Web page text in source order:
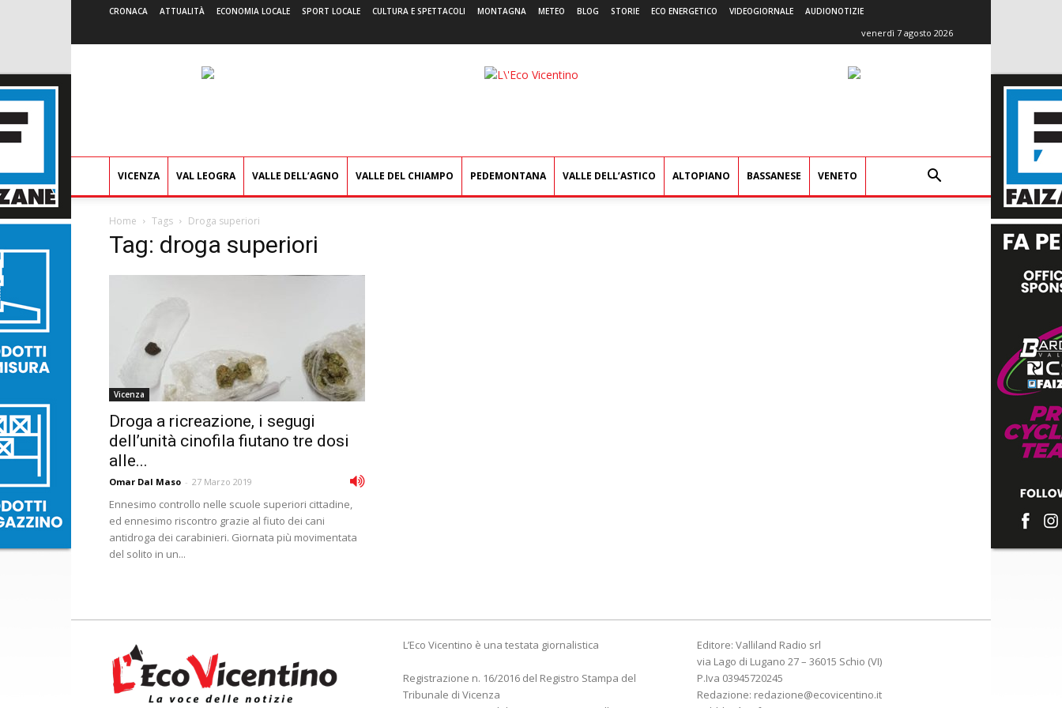
CRONACA ATTUALITÀ ECONOMIA LOCALE SPORT LOCALE CULTURA E SPETTACOLI MONTAGNA METEO BLOG STORIE ECO ENERGETICO VIDEOGIORNALE AUDIONOTIZIE
venerdì 7 agosto 2026
L'Eco
VICENZA VAL LEOGRA VALLE DELL’AGNO VALLE DEL CHIAMPO PEDEMONTANA VALLE DELL’ASTICO ALTOPIANO BASSANESE VENETO
Home Tags Droga superiori
Tag: droga superiori
Vicenza
Droga a ricreazione, i segugi
dell’unità cinofila fiutano tre dosi
alle...
Omar Dal Maso - 27 Marzo 2019
Ennesimo controllo nelle scuole superiori cittadine,
ed ennesimo riscontro grazie al fiuto dei cani
antidroga dei carabinieri. Giornata più movimentata
del solito in un...
L’Eco Vicentino è una testata giornalistica
Registrazione n. 16/2016 del Registro Stampa del
Tribunale di Vicenza
Editore: Valliland Radio srl
via Lago di Lugano 27 – 36015 Schio (VI)
P.Iva 03945720245
Redazione: redazione@ecovicentino.it